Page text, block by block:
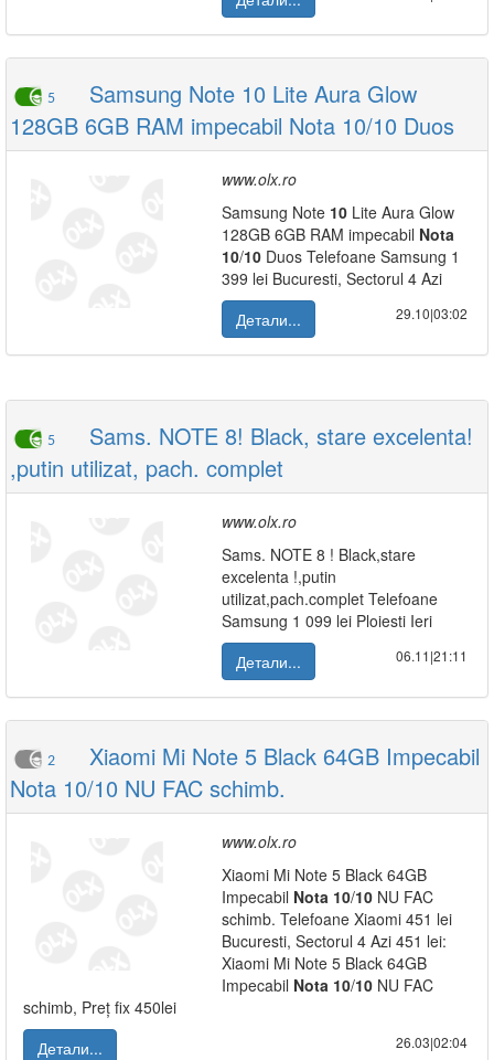
5
Samsung Note 10 Lite Aura Glow
128GB 6GB RAM impecabil Nota 10/10 Duos
www.olx.ro
Samsung Note 10 Lite Aura Glow
128GB 6GB RAM impecabil Nota
10/10 Duos Telefoane Samsung 1
399 lei Bucuresti, Sectorul 4 Azi
Детали...
29.10|03:02
5
Sams. NOTE 8! Black, stare excelenta!
,putin utilizat, pach. complet
www.olx.ro
Sams. NOTE 8 ! Black,stare
excelenta !,putin
utilizat,pach.complet Telefoane
Samsung 1 099 lei Ploiesti Ieri
Детали...
06.11|21:11
2
Xiaomi Mi Note 5 Black 64GB Impecabil
Nota 10/10 NU FAC schimb.
www.olx.ro
Xiaomi Mi Note 5 Black 64GB
Impecabil Nota 10/10 NU FAC
schimb. Telefoane Xiaomi 451 lei
Bucuresti, Sectorul 4 Azi 451 lei:
Xiaomi Mi Note 5 Black 64GB
Impecabil Nota 10/10 NU FAC
schimb, Preț fix 450lei
Детали...
26.03|02:04